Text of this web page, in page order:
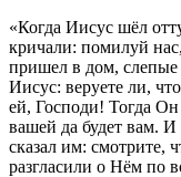
«Когда Иисус шёл
кричали: помилуй
пришел в дом,
Иисус: веруете ли,
ей, Господи! Тогда Он
вашей да будет вам. И
сказал им: смотрите,
разгласили о Нём по